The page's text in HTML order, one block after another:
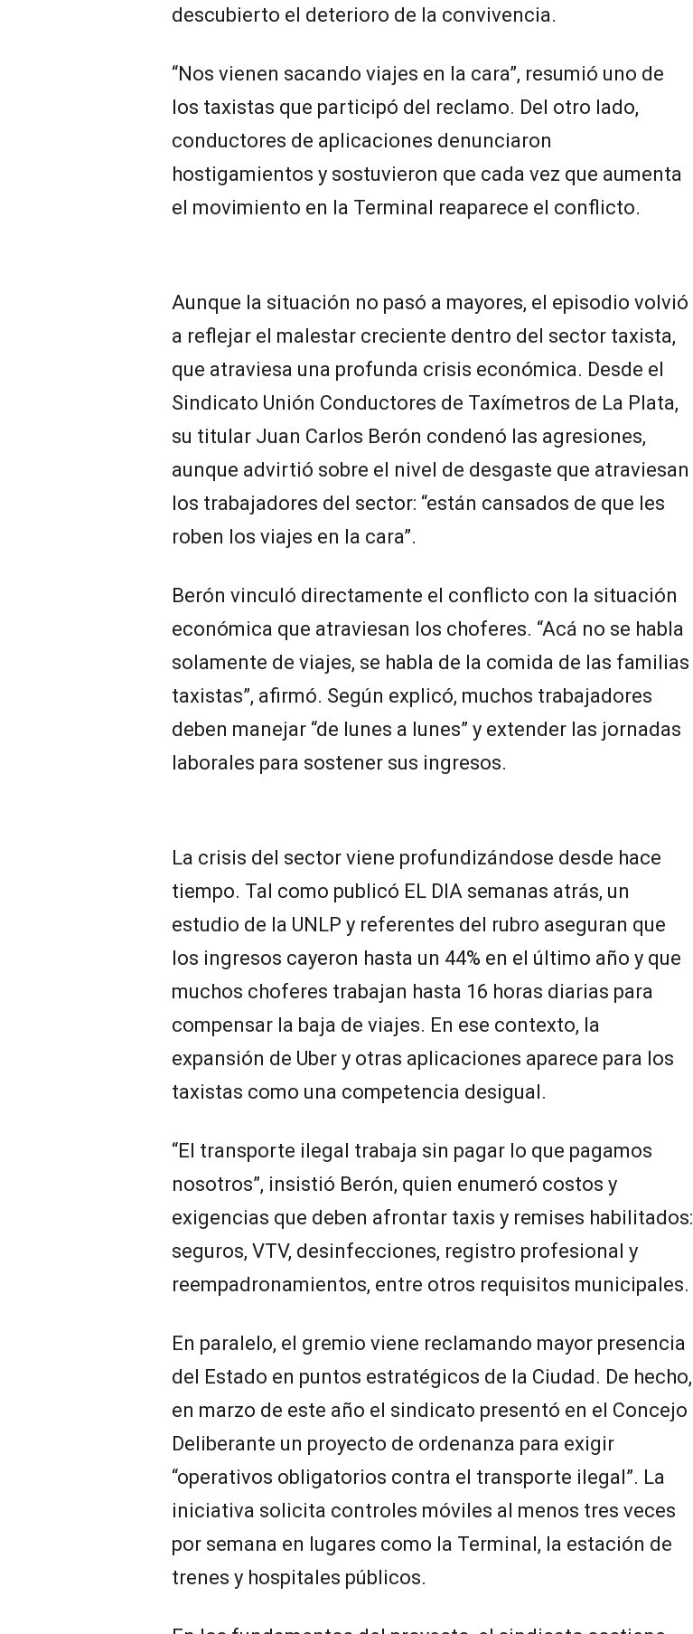
descubierto el deterioro de la convivencia.
“Nos vienen sacando viajes en la cara”, resumió uno de
los taxistas que participó del reclamo. Del otro lado,
conductores de aplicaciones denunciaron
hostigamientos y sostuvieron que cada vez que aumenta
el movimiento en la Terminal reaparece el conflicto.
Aunque la situación no pasó a mayores, el episodio volvió
a reflejar el malestar creciente dentro del sector taxista,
que atraviesa una profunda crisis económica. Desde el
Sindicato Unión Conductores de Taxímetros de La Plata,
su titular Juan Carlos Berón condenó las agresiones,
aunque advirtió sobre el nivel de desgaste que atraviesan
los trabajadores del sector: “están cansados de que les
roben los viajes en la cara”.
Berón vinculó directamente el conflicto con la situación
económica que atraviesan los choferes. “Acá no se habla
solamente de viajes, se habla de la comida de las familias
taxistas”, afirmó. Según explicó, muchos trabajadores
deben manejar “de lunes a lunes” y extender las jornadas
laborales para sostener sus ingresos.
La crisis del sector viene profundizándose desde hace
tiempo. Tal como publicó EL DIA semanas atrás, un
estudio de la UNLP y referentes del rubro aseguran que
los ingresos cayeron hasta un 44% en el último año y que
muchos choferes trabajan hasta 16 horas diarias para
compensar la baja de viajes. En ese contexto, la
expansión de Uber y otras aplicaciones aparece para los
taxistas como una competencia desigual.
“El transporte ilegal trabaja sin pagar lo que pagamos
nosotros”, insistió Berón, quien enumeró costos y
exigencias que deben afrontar taxis y remises habilitados:
seguros, VTV, desinfecciones, registro profesional y
reempadronamientos, entre otros requisitos municipales.
En paralelo, el gremio viene reclamando mayor presencia
del Estado en puntos estratégicos de la Ciudad. De hecho,
en marzo de este año el sindicato presentó en el Concejo
Deliberante un proyecto de ordenanza para exigir
“operativos obligatorios contra el transporte ilegal”. La
iniciativa solicita controles móviles al menos tres veces
por semana en lugares como la Terminal, la estación de
trenes y hospitales públicos.